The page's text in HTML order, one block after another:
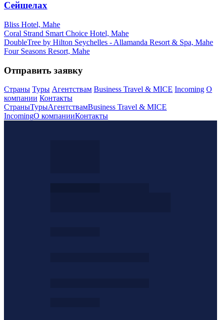
Сейшелах
Bliss Hotel, Mahe
Coral Strand Smart Choice Hotel, Mahe
DoubleTree by Hilton Seychelles - Allamanda Resort & Spa, Mahe
Four Seasons Resort, Mahe
Отправить заявку
Страны Туры Агентствам Business Travel & MICE Incoming О
компании Контакты
СтраныТурыАгентствамBusiness Travel & MICE
IncomingО компанииКонтакты